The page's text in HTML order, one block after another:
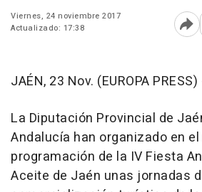
Viernes, 24 noviembre 2017
Actualizado: 17:38
JAÉN, 23 Nov. (EUROPA PRESS)
La Diputación Provincial de
Andalucía han organizado en
programación de la IV Fiesta
Aceite de Jaén unas jornadas